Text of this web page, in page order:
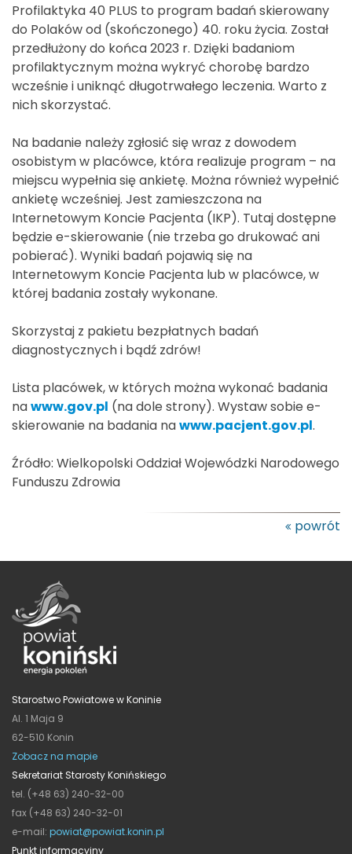
Profilaktyka 40 PLUS to program badań skierowany
do Polaków od (skończonego) 40. roku życia. Został
przedłużony do końca 2023 r. Dzięki badaniom
profilaktycznym można wykryć chorobę bardzo
wcześnie i uniknąć długotrwałego leczenia. Warto z
nich skorzystać.
Na badanie należy zgłosić się wraz z dowodem
osobistym w placówce, która realizuje program – na
miejscu wypełnia się ankietę. Można również wypełnić
ankietę wcześniej. Jest zamieszczona na
Internetowym Koncie Pacjenta (IKP). Tutaj dostępne
będzie e-skierowanie (nie trzeba go drukować ani
pobierać). Wyniki badań pojawią się na
Internetowym Koncie Pacjenta lub w placówce, w
której badania zostały wykonane.
Skorzystaj z pakietu bezpłatnych badań
diagnostycznych i bądź zdrów!
Lista placówek, w których można wykonać badania
nawww.gov.pl (na dole strony). Wystaw sobie e-
skierowanie na badania nawww.pacjent.gov.pl.
Źródło: Wielkopolski Oddział Wojewódzki Narodowego
Funduszu Zdrowia
powrót
Starostwo Powiatowe w Koninie
Al. 1 Maja 9
62-510 Konin
Zobacz na mapie
Sekretariat Starosty Konińskiego
tel. (+48 63) 240-32-00
fax (+48 63) 240-32-01
e-mail: powiat@powiat.konin.pl
Punkt informacyjny